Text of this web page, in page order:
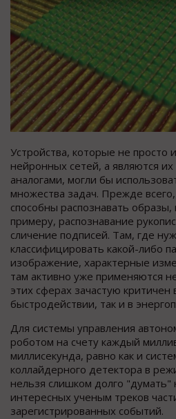
Устройства, которые не просто
нейронных сетей, а являются
аналогами, могли бы
множества задач. Прежде
способны распознавать образы,
примеру, распознавание
сличение подписей. Там, где
классифицировать какой-либо
изображение, характерные
там активно уже применяются
этих сферах зачастую критичен
быстродействии, так и в
Для системы управления
роботом на счету каждый
миллисекунда, равно как и
коллайдерного детектора в
нельзя слишком долго
интересных ученым треков
зарегистрированных событий.